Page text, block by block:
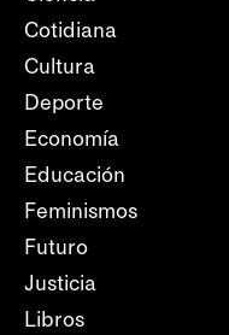
Cotidiana
Cultura
Deporte
Economía
Educación
Feminismos
Futuro
Justicia
Libros